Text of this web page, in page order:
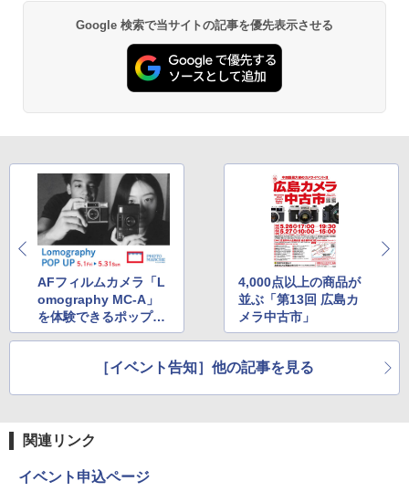
Google 検索で当サイトの記事を優先表示させる
AFフィルムカメラ「L
omography MC-A」
を体験できるポップア
ップストア
4,000点以上の商品が
並ぶ「第13回 広島カ
メラ中古市」
［イベント告知］他の記事を見る
関連リンク
イベント申込ページ